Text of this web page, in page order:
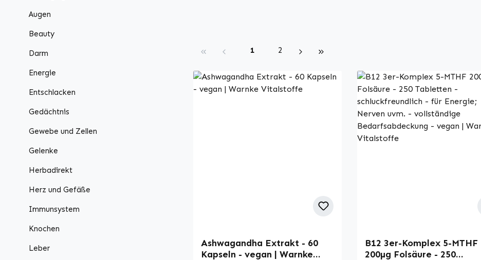
Augen
Beauty
Darm
Energie
Entschlacken
Gedächtnis
Gewebe und Zellen
Gelenke
Herbadirekt
Herz und Gefäße
Immunsystem
Knochen
Leber
Seite
1 Seite
2
Ashwagandha Extrakt - 60
Kapseln - vegan | Warnke
B12 3er-Komplex 5-MTHF
200µg Folsäure - 250